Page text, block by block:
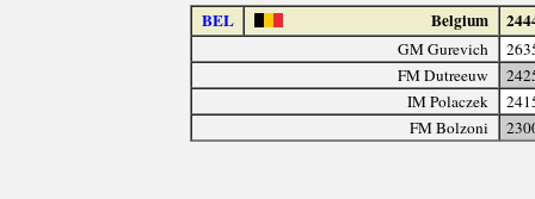
BEL Belgium
GM Gurevich
FM Dutreeuw
IM Polaczek
FM Bolzoni